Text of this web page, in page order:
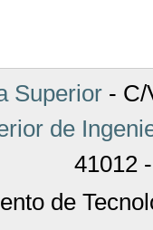
Superior- C/
de
41012
de